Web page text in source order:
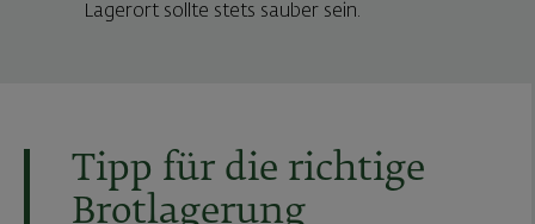
Lagerort sollte stets sauber sein.
Tipp für die richtige
Brotlagerung